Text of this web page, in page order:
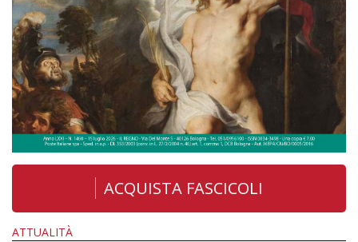
ACQUISTA FASCICOLI
ATTUALITÀ